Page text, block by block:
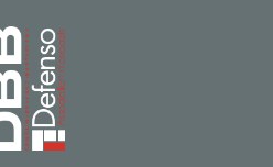
Page d’accueil